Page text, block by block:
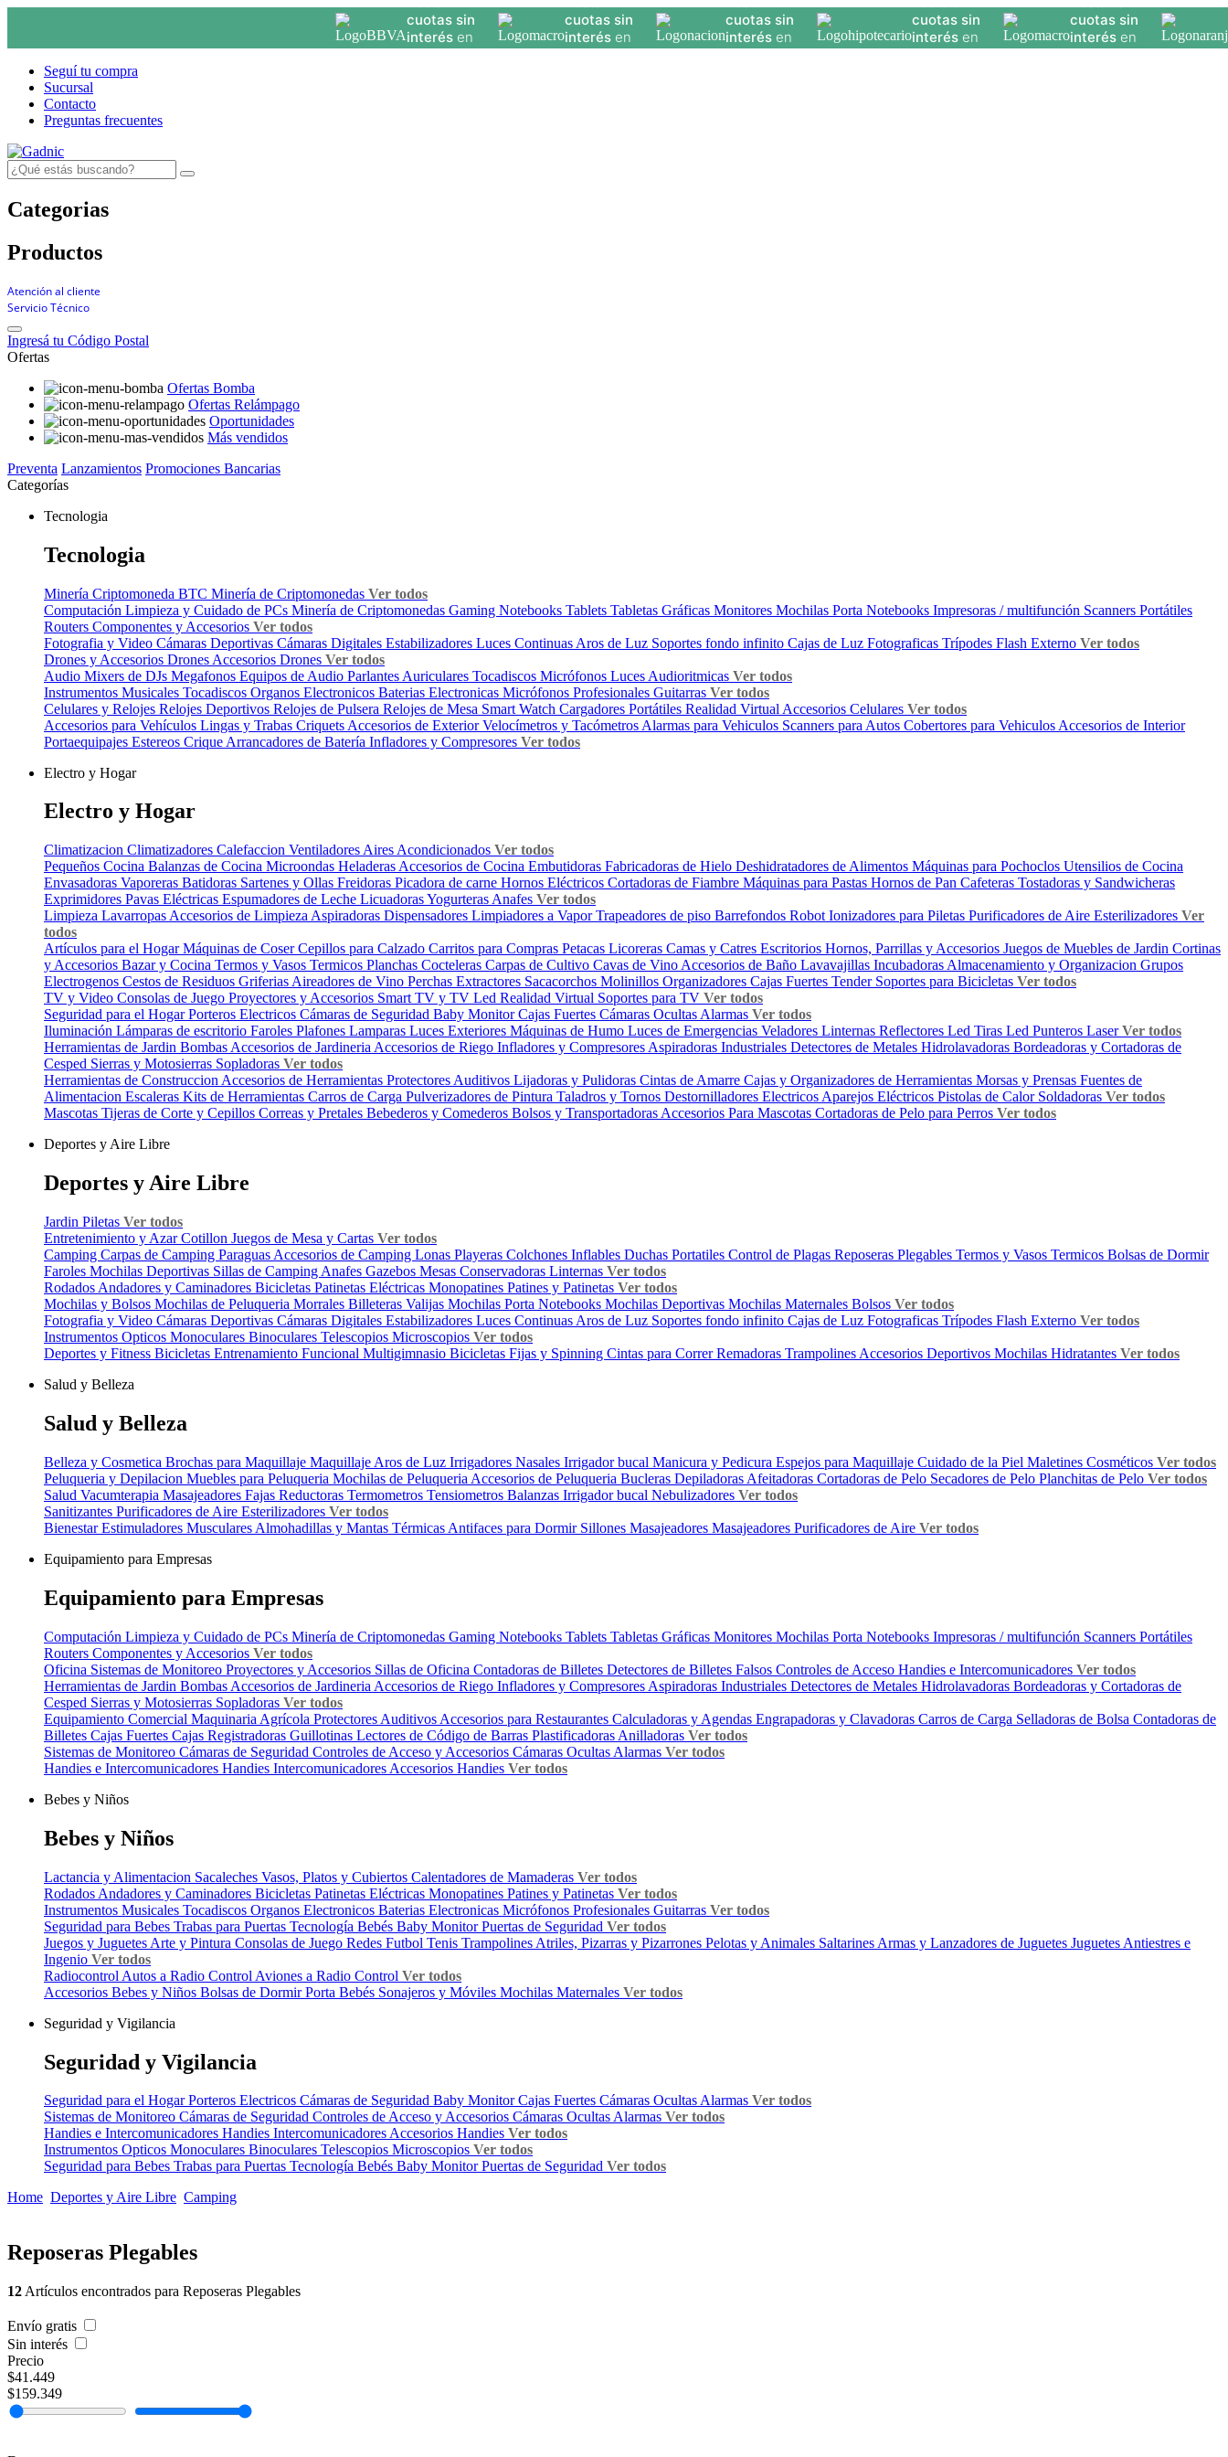
cuotas sin
interés en
seleccionados
cuotas sin
interés en
seleccionados
cuotas sin
interés en
seleccionados
cuotas sin
interés en
seleccionados
cuotas sin
interés en
seleccionados
Seguí tu compra
Sucursal
Contacto
Preguntas frecuentes
Categorias
Productos
Atención al cliente
Servicio Técnico
Ingresá tu Código Postal
Ofertas
Ofertas Bomba
Ofertas Relámpago
Oportunidades
Más vendidos
Preventa Lanzamientos Promociones Bancarias
Categorías
Tecnologia
Tecnologia
Minería Criptomoneda BTC Minería de Criptomonedas Ver todos
Computación Limpieza y Cuidado de PCs Minería de Criptomonedas Gaming Notebooks Tablets Tabletas Gráficas Monitores Mochilas Porta Notebooks Impresoras / multifunción Scanners Portátiles
Routers Componentes y Accesorios Ver todos
Fotografia y Video Cámaras Deportivas Cámaras Digitales Estabilizadores Luces Continuas Aros de Luz Soportes fondo infinito Cajas de Luz Fotograficas Trípodes Flash Externo Ver todos
Drones y Accesorios Drones Accesorios Drones Ver todos
Audio Mixers de DJs Megafonos Equipos de Audio Parlantes Auriculares Tocadiscos Micrófonos Luces Audioritmicas Ver todos
Instrumentos Musicales Tocadiscos Organos Electronicos Baterias Electronicas Micrófonos Profesionales Guitarras Ver todos
Celulares y Relojes Relojes Deportivos Relojes de Pulsera Relojes de Mesa Smart Watch Cargadores Portátiles Realidad Virtual Accesorios Celulares Ver todos
Accesorios para Vehículos Lingas y Trabas Criquets Accesorios de ExteriorVelocímetros y Tacómetros Alarmas para Vehiculos Scanners para Autos Cobertores para Vehiculos Accesorios de Interior
Portaequipajes Estereos Crique Arrancadores de Batería Infladores y Compresores Ver todos
Electro y Hogar
Electro y Hogar
Climatizacion Climatizadores Calefaccion Ventiladores Aires Acondicionados Ver todos
Pequeños Cocina Balanzas de Cocina Microondas Heladeras Accesorios de Cocina Embutidoras Fabricadoras de Hielo Deshidratadores de Alimentos Máquinas para Pochoclos Utensilios de Cocina
Envasadoras Vaporeras Batidoras Sartenes y Ollas Freidoras Picadora de carne Hornos Eléctricos Cortadoras de Fiambre Máquinas para Pastas Hornos de Pan Cafeteras Tostadoras y Sandwicheras
Exprimidores Pavas Eléctricas Espumadores de Leche LicuadorasYogurteras Anafes Ver todos
Limpieza Lavarropas Accesorios de Limpieza Aspiradoras Dispensadores Limpiadores a VaporTrapeadores de piso Barrefondos Robot Ionizadores para Piletas Purificadores de Aire Esterilizadores Ver
todos
Artículos para el HogarMáquinas de CoserCepillos para Calzado Carritos para Compras Petacas Licoreras Camas y Catres Escritorios Hornos, Parrillas y Accesorios Juegos de Muebles de Jardin Cortinas
y Accesorios Bazar y Cocina Termos y Vasos Termicos Planchas Cocteleras Carpas de Cultivo Cavas de Vino Accesorios de Baño Lavavajillas Incubadoras Almacenamiento y Organizacion Grupos
Electrogenos Cestos de Residuos Griferias Aireadores de Vino Perchas Extractores Sacacorchos Molinillos Organizadores Cajas Fuertes Tender Soportes para Bicicletas Ver todos
TV y Video Consolas de Juego Proyectores y Accesorios Smart TV y TV Led Realidad Virtual Soportes para TV Ver todos
Seguridad para el HogarPorteros Electricos Cámaras de Seguridad Baby MonitorCajas Fuertes Cámaras Ocultas Alarmas Ver todos
Iluminación Lámparas de escritorio Faroles Plafones Lamparas Luces Exteriores Máquinas de Humo Luces de Emergencias Veladores Linternas Reflectores Led Tiras Led Punteros LaserVer todos
Herramientas de Jardin Bombas Accesorios de Jardineria Accesorios de Riego Infladores y Compresores Aspiradoras Industriales Detectores de Metales Hidrolavadoras Bordeadoras y Cortadoras de
Cesped Sierras y Motosierras Sopladoras Ver todos
Herramientas de Construccion Accesorios de Herramientas Protectores Auditivos Lijadoras y Pulidoras Cintas de Amarre Cajas y Organizadores de Herramientas Morsas y Prensas Fuentes de
Alimentacion Escaleras Kits de Herramientas Carros de Carga Pulverizadores de Pintura Taladros y Tornos Destornilladores Electricos Aparejos Eléctricos Pistolas de Calor Soldadoras Ver todos
Mascotas Tijeras de Corte y Cepillos Correas y Pretales Bebederos y Comederos Bolsos y Transportadoras Accesorios Para Mascotas Cortadoras de Pelo para Perros Ver todos
Deportes y Aire Libre
Deportes y Aire Libre
Jardin Piletas Ver todos
Entretenimiento y AzarCotillon Juegos de Mesa y Cartas Ver todos
Camping Carpas de Camping Paraguas Accesorios de Camping Lonas Playeras Colchones Inflables Duchas Portatiles Control de Plagas Reposeras Plegables Termos y Vasos Termicos Bolsas de Dormir
Faroles Mochilas Deportivas Sillas de Camping Anafes Gazebos Mesas Conservadoras Linternas Ver todos
Rodados Andadores y Caminadores Bicicletas Patinetas Eléctricas Monopatines Patines y Patinetas Ver todos
Mochilas y Bolsos Mochilas de Peluqueria Morrales Billeteras Valijas Mochilas Porta Notebooks Mochilas Deportivas Mochilas Maternales Bolsos Ver todos
Fotografia y Video Cámaras Deportivas Cámaras Digitales Estabilizadores Luces Continuas Aros de Luz Soportes fondo infinito Cajas de Luz Fotograficas Trípodes Flash Externo Ver todos
Instrumentos Opticos Monoculares Binoculares Telescopios Microscopios Ver todos
Deportes y Fitness Bicicletas Entrenamiento Funcional Multigimnasio Bicicletas Fijas y Spinning Cintas para CorrerRemadoras Trampolines Accesorios Deportivos Mochilas Hidratantes Ver todos
Salud y Belleza
Salud y Belleza
Belleza y Cosmetica Brochas para Maquillaje Maquillaje Aros de Luz Irrigadores Nasales Irrigador bucal Manicura y Pedicura Espejos para Maquillaje Cuidado de la Piel Maletines Cosméticos Ver todos
Peluqueria y Depilacion Muebles para Peluqueria Mochilas de Peluqueria Accesorios de Peluqueria Bucleras Depiladoras Afeitadoras Cortadoras de Pelo Secadores de Pelo Planchitas de Pelo Ver todos
Salud Vacumterapia Masajeadores Fajas Reductoras Termometros Tensiometros Balanzas Irrigador bucal Nebulizadores Ver todos
Sanitizantes Purificadores de Aire Esterilizadores Ver todos
BienestarEstimuladores Musculares Almohadillas y Mantas Térmicas Antifaces para Dormir Sillones Masajeadores Masajeadores Purificadores de Aire Ver todos
Equipamiento para Empresas
Equipamiento para Empresas
Computación Limpieza y Cuidado de PCs Minería de Criptomonedas Gaming Notebooks Tablets Tabletas Gráficas Monitores Mochilas Porta Notebooks Impresoras / multifunción Scanners Portátiles
Routers Componentes y Accesorios Ver todos
Oficina Sistemas de Monitoreo Proyectores y Accesorios Sillas de Oficina Contadoras de Billetes Detectores de Billetes Falsos Controles de Acceso Handies e Intercomunicadores Ver todos
Herramientas de Jardin Bombas Accesorios de Jardineria Accesorios de Riego Infladores y Compresores Aspiradoras Industriales Detectores de Metales Hidrolavadoras Bordeadoras y Cortadoras de
Cesped Sierras y Motosierras Sopladoras Ver todos
Equipamiento Comercial Maquinaria Agrícola Protectores Auditivos Accesorios para Restaurantes Calculadoras y Agendas Engrapadoras y Clavadoras Carros de Carga Selladoras de Bolsa Contadoras de
Billetes Cajas Fuertes Cajas Registradoras Guillotinas Lectores de Código de Barras Plastificadoras Anilladoras Ver todos
Sistemas de Monitoreo Cámaras de Seguridad Controles de Acceso y Accesorios Cámaras Ocultas Alarmas Ver todos
Handies e Intercomunicadores Handies Intercomunicadores Accesorios Handies Ver todos
Bebes y Niños
Bebes y Niños
Lactancia y Alimentacion Sacaleches Vasos, Platos y Cubiertos Calentadores de Mamaderas Ver todos
Rodados Andadores y Caminadores Bicicletas Patinetas Eléctricas Monopatines Patines y Patinetas Ver todos
Instrumentos Musicales Tocadiscos Organos Electronicos Baterias Electronicas Micrófonos Profesionales Guitarras Ver todos
Seguridad para Bebes Trabas para Puertas Tecnología Bebés Baby MonitorPuertas de Seguridad Ver todos
Juegos y Juguetes Arte y Pintura Consolas de Juego Redes Futbol Tenis Trampolines Atriles, Pizarras y Pizarrones Pelotas y Animales Saltarines Armas y Lanzadores de Juguetes Juguetes Antiestres e
Ingenio Ver todos
Radiocontrol Autos a Radio Control Aviones a Radio Control Ver todos
Accesorios Bebes y Niños Bolsas de DormirPorta Bebés Sonajeros y Móviles Mochilas Maternales Ver todos
Seguridad y Vigilancia
Seguridad y Vigilancia
Seguridad para el HogarPorteros Electricos Cámaras de Seguridad Baby MonitorCajas Fuertes Cámaras OcultasAlarmas Ver todos
Sistemas de Monitoreo Cámaras de Seguridad Controles de Acceso y Accesorios Cámaras OcultasAlarmas Ver todos
Handies e Intercomunicadores Handies IntercomunicadoresAccesorios Handies Ver todos
Instrumentos Opticos Monoculares Binoculares Telescopios Microscopios Ver todos
Seguridad para Bebes Trabas para Puertas Tecnología Bebés Baby MonitorPuertas de Seguridad Ver todos
Home Deportes y Aire Libre Camping
Reposeras Plegables
12 Artículos encontrados para Reposeras Plegables
Envío gratis
Sin interés
Precio
$41.449
$159.349